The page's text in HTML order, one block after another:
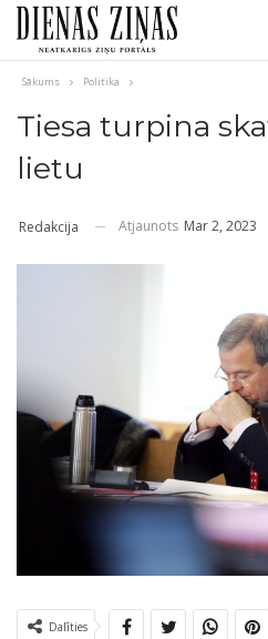
Sākums Politika
Tiesa turpina
lietu
Redakcija Atjaunots Mar 2, 2023
Dalīties